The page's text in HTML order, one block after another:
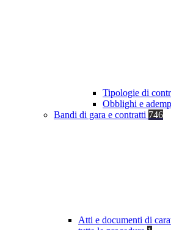
Tipologie di
Obblighi e
Bandi di gara e contratti 746
Atti e documenti di